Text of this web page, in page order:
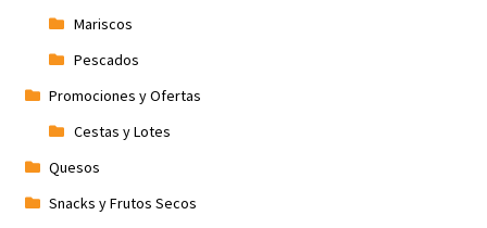
Mariscos
Pescados
Promociones y Ofertas
Cestas y Lotes
Quesos
Snacks y Frutos Secos